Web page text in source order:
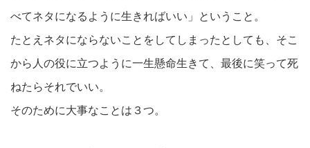
べてネタになるように生きればいい」ということ。
たとえネタにならないことをしてしまったとしても、そこ
から人の役に立つように一生懸命生きて、最後に笑って死
ねたらそれでいい。
そのために大事なことは３つ。